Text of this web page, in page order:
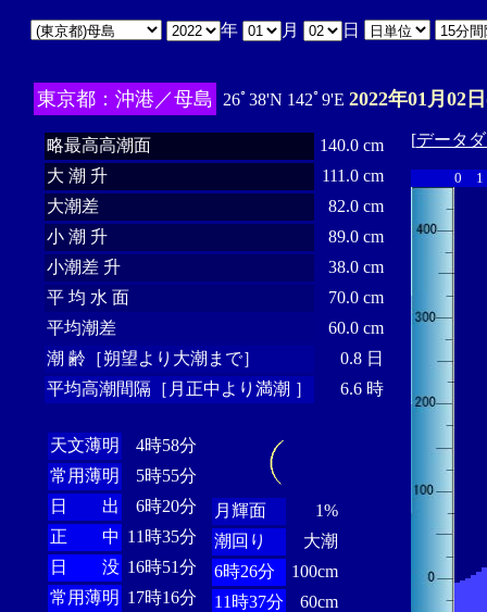
年 月 日
東京都：沖港／母島 26ﾟ38'N 142ﾟ9'E 2022年01月02
略最高高潮面
140.0 cm
大 潮 升
111.0 cm
大潮差
82.0 cm
小 潮 升
89.0 cm
小潮差 升
38.0 cm
平 均 水 面
70.0 cm
平均潮差
60.0 cm
潮 齢［朔望より大潮まで］
0.8 日
平均高潮間隔［月正中より満潮 ］
6.6 時
天文薄明
4時58分
常用薄明
5時55分
日 出
6時20分
正 中 11時35分
日 没 16時51分
常用薄明 17時16分
月輝面
1%
潮回り
大潮
6時26分
100cm
11時37分
60cm
[データ
0 1